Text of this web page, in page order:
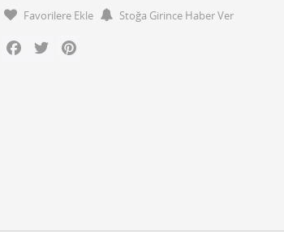
Favorilere Ekle
Stoğa Girince Haber Ver
Facebook
Twitter